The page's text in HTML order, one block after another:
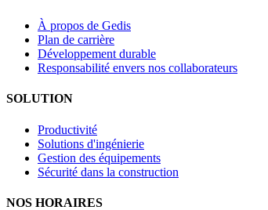
À propos de Gedis
Plan de carrière
Développement durable
Responsabilité envers nos collaborateurs
SOLUTION
Productivité
Solutions d'ingénierie
Gestion des équipements
Sécurité dans la construction
NOS HORAIRES